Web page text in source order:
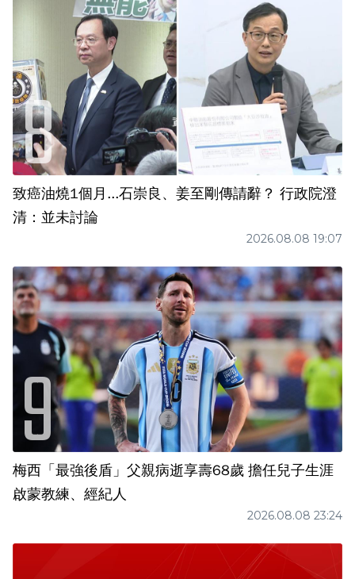
致癌油燒1個月...石崇良、姜至剛傳請辭？ 行政院澄
清：並未討論
2026.08.08 19:07
梅西「最強後盾」父親病逝享壽68歲 擔任兒子生涯
啟蒙教練、經紀人
2026.08.08 23:24